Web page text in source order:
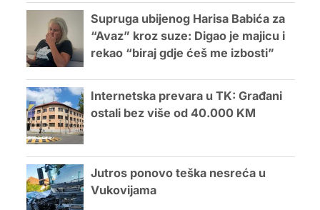
Supruga ubijenog Harisa Babića za
“Avaz” kroz suze: Digao je majicu i
rekao “biraj gdje ćeš me izbosti”
Internetska prevara u TK: Građani
ostali bez više od 40.000 KM
Jutros ponovo teška nesreća u
Vukovijama